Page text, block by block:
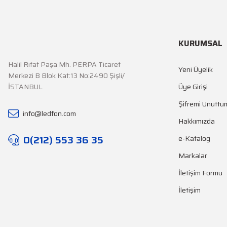
Halil Rıfat Paşa Mh. PERPA Ticaret
Merkezi B Blok Kat:13 No:2490 Şişli/
İSTANBUL
info@ledfon.com
0(212) 553 36 35
KURUMSAL
Yeni Üyelik
Üye Girişi
Şifremi
Hakkımızda
e-Katalog
Markalar
İletişim Formu
İletişim